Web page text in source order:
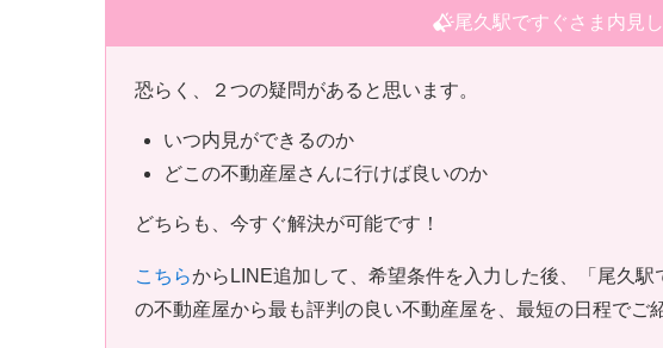
尾久駅ですぐさま内見
恐らく、２つの疑問があると思います。
いつ内見ができるのか
どこの不動産屋さんに行けば良いのか
どちらも、今すぐ解決が可能です！
こちらからLINE追加して、希望条件を入力した後、「尾久
の不動産屋から最も評判の良い不動産屋を、最短の日程でご